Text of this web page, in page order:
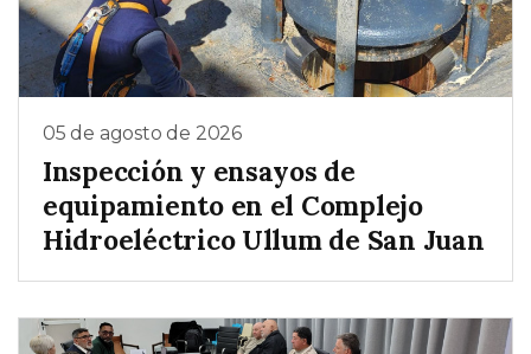
05 de agosto de 2026
Inspección y ensayos de
equipamiento en el Complejo
Hidroeléctrico Ullum de San Juan